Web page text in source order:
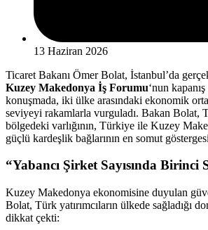
13 Haziran 2026
Ticaret Bakanı Ömer Bolat, İstanbul’da
Kuzey Makedonya İş Forumu‘nun
konuşmada, iki ülke arasındaki ekonomik
seviyeyi rakamlarla vurguladı. Bakan Bolat,
bölgedeki varlığının, Türkiye ile Kuzey
güçlü kardeşlik bağlarının en somut
“Yabancı Şirket Sayısında Birinci
Kuzey Makedonya ekonomisine duyulan
Bolat, Türk yatırımcıların ülkede sağladığı
dikkat çekti: